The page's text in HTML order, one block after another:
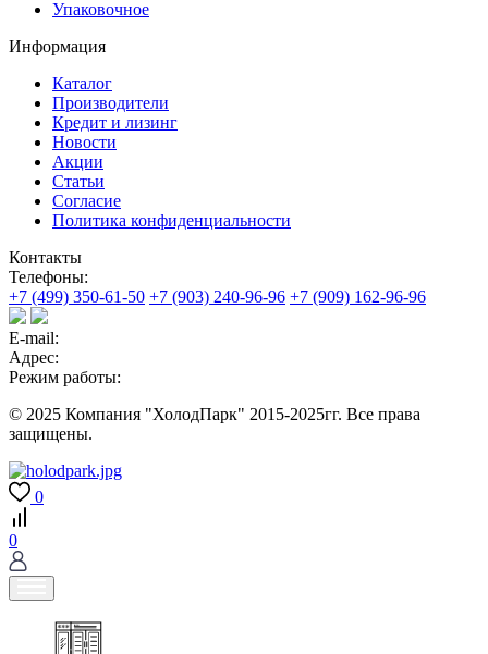
Упаковочное
Информация
Каталог
Производители
Кредит и лизинг
Новости
Акции
Статьи
Согласие
Политика конфиденциальности
Контакты
Телефоны:
+7 (499) 350-61-50 +7 (903) 240-96-96 +7 (909) 162-96-96
E-mail:
Адрес:
Режим работы:
© 2025 Компания "ХолодПарк" 2015-2025гг. Все права
защищены.
0
0